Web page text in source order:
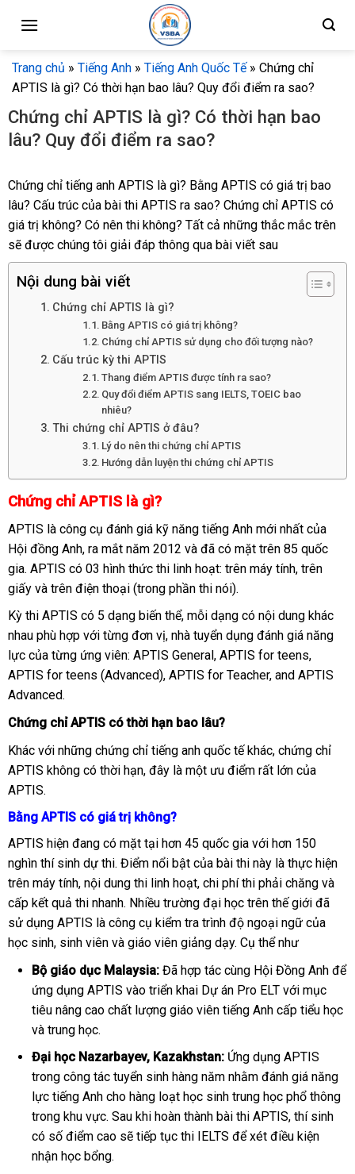
Trang chủ » Tiếng Anh » Tiếng Anh Quốc Tế » Chứng chỉ
APTIS là gì? Có thời hạn bao lâu? Quy đổi điểm ra sao?
Chứng chỉ APTIS là gì? Có thời hạn bao
lâu? Quy đổi điểm ra sao?
Chứng chỉ tiếng anh APTIS là gì? Bằng APTIS có giá trị bao
lâu? Cấu trúc của bài thi APTIS ra sao? Chứng chỉ APTIS có
giá trị không? Có nên thi không? Tất cả những thắc mắc trên
sẽ được chúng tôi giải đáp thông qua bài viết sau
Nội dung bài viết
Chứng chỉ APTIS là gì?
Bằng APTIS có giá trị không?
Chứng chỉ APTIS sử dụng cho đối tượng nào?
Cấu trúc kỳ thi APTIS
Thang điểm APTIS được tính ra sao?
Quy đổi điểm APTIS sang IELTS, TOEIC bao
nhiêu?
Thi chứng chỉ APTIS ở đâu?
Lý do nên thi chứng chỉ APTIS
Hướng dẫn luyện thi chứng chỉ APTIS
Chứng chỉ APTIS là gì?
APTIS là công cụ đánh giá kỹ năng tiếng Anh mới nhất của
Hội đồng Anh, ra mắt năm 2012 và đã có mặt trên 85 quốc
gia. APTIS có 03 hình thức thi linh hoạt: trên máy tính, trên
giấy và trên điện thoại (trong phần thi nói).
Kỳ thi APTIS có 5 dạng biến thể, mỗi dạng có nội dung khác
nhau phù hợp với từng đơn vị, nhà tuyển dụng đánh giá năng
lực của từng ứng viên: APTIS General, APTIS for teens,
APTIS for teens (Advanced), APTIS for Teacher, and APTIS
Advanced.
Chứng chỉ APTIS có thời hạn bao lâu?
Khác với những chứng chỉ tiếng anh quốc tế khác, chứng chỉ
APTIS không có thời hạn, đây là một ưu điểm rất lớn của
APTIS.
Bằng APTIS có giá trị không?
APTIS hiện đang có mặt tại hơn 45 quốc gia với hơn 150
nghìn thí sinh dự thi. Điểm nổi bật của bài thi này là thực hiện
trên máy tính, nội dung thi linh hoạt, chi phí thi phải chăng và
cấp kết quả thi nhanh. Nhiều trường đại học trên thế giới đã
sử dụng APTIS là công cụ kiểm tra trình độ ngoại ngữ của
học sinh, sinh viên và giáo viên giảng dạy. Cụ thể như
Bộ giáo dục Malaysia:Đã hợp tác cùng Hội Đồng Anh để
ứng dụng APTIS vào triển khai Dự án Pro ELT với mục
tiêu nâng cao chất lượng giáo viên tiếng Anh cấp tiểu học
và trung học.
Đại học Nazarbayev, Kazakhstan:Ứng dụng APTIS
trong công tác tuyển sinh hàng năm nhằm đánh giá năng
lực tiếng Anh cho hàng loạt học sinh trung học phổ thông
trong khu vực. Sau khi hoàn thành bài thi APTIS, thí sinh
có số điểm cao sẽ tiếp tục thi IELTS để xét điều kiện
nhận học bổng.